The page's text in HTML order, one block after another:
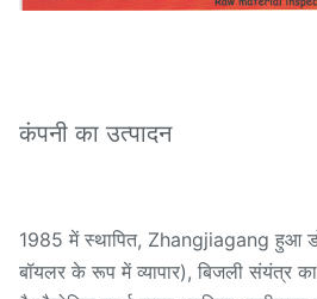
कंपनी का उत्पादन
1985 में स्थापित, Zhangjiagang हुआ
बॉयलर के रूप में व्यापार), बिजली संयंत्र